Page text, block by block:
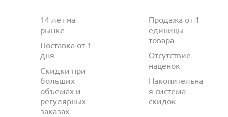
14 лет на
рынке
Поставка от 1
дня
Скидки при
больших
объемах и
регулярных
заказах
Продажа от 1
единицы
товара
Отсутствие
наценок
Накопительна
я система
скидок